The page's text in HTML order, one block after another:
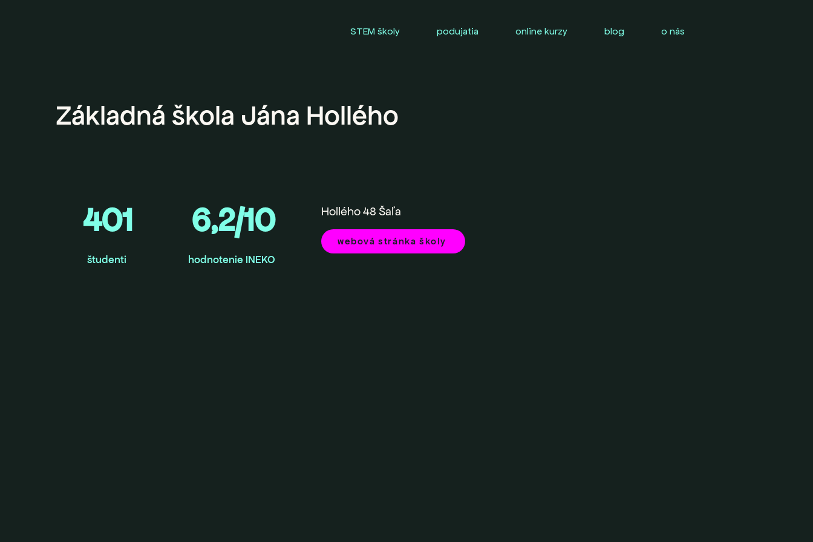
STEM školy podujatia online kurzy blog o nás
Základná škola Jána Hollého
401
študenti
6,2/10
hodnotenie INEKO
Hollého 48 Šaľa
webová stránka školy